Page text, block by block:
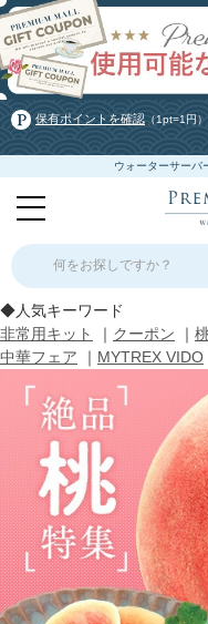
保有ポイントを確認 （1pt=1円）
ウォーターサーバ
何をお探しですか？
◆人気キーワード
非常用キット
｜ クーポン ｜
中華フェア ｜ MYTREX VIDO